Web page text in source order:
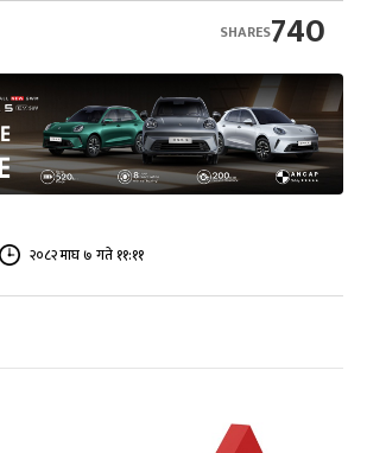
740
SHARES
२०८२ माघ ७ गते ११:११